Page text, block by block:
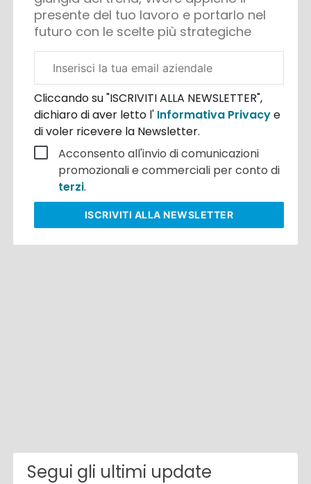
presente del tuo lavoro e portarlo nel
futuro con le scelte più strategiche
aziendale
Cliccando su "ISCRIVITI ALLA NEWSLETTER",
dichiaro di aver letto l' Informativa Privacye
di voler ricevere la Newsletter.
Acconsento all'invio di comunicazioni
promozionali e commerciali per conto di
terzi.
ISCRIVITI ALLA NEWSLETTER
Segui gli ultimi update